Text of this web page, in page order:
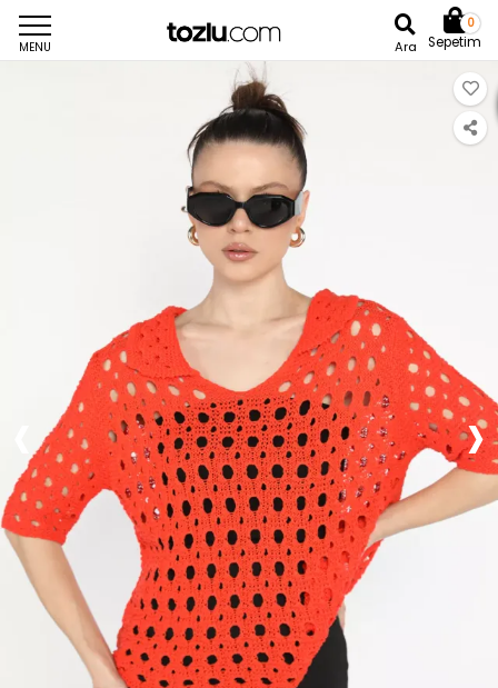
MENU Ara
0
Sepetim